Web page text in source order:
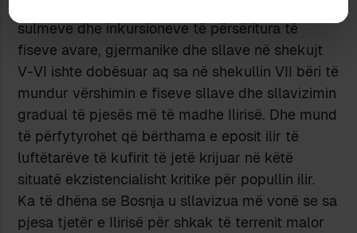
sulmeve dhe inkursioneve të përsëritura të
fiseve avare, gjermanike dhe sllave në shekujt
V-VI ishte dobësuar aq sa në shekullin VII bëri të
mundur vërshimin e fiseve sllave dhe sllavizimin
gradual të pjesës më të madhe Ilirisë. Dhe mund
të përfytyrohet që bërthama e eposit ilir të
luftëtarëve të kufirit të jetë krijuar në këtë
situatë ekzistencialisht kritike për popullin ilir.
Ka të dhëna se Bosnja u sllavizua më vonë se sa
pjesa tjetër e Ilirisë për shkak të terrenit malor